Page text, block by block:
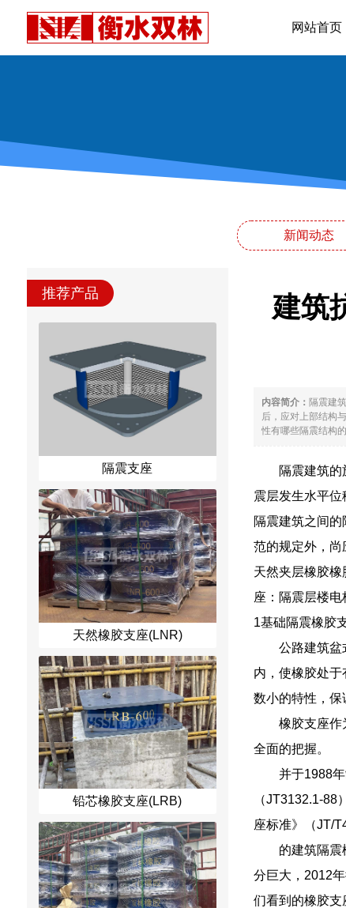
网站首页
新闻动态
推荐产品
隔震支座
天然橡胶支座(LNR)
铅芯橡胶支座(LRB)
建筑
内容简介： 隔震建
后，应对上部结构
性有哪些隔震结构
隔震建筑
震层发生水平
隔震建筑之间
范的规定外，
天然夹层橡胶
座：隔震层楼
1基础隔震橡胶
公路建筑盆
内，使橡胶处
数小的特性，保
橡胶支座作
全面的把握。
并于1988
（JT3132.1-
座标准》（JT/
的建筑隔
分巨大，2012
们看到的橡胶支